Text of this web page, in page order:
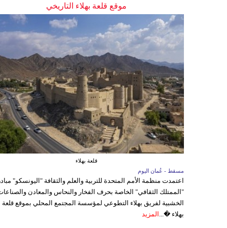
موقع قلعة بهلاء التاريخي
قلعة بهلاء
مسقط - عُمان اليوم
اعتمدت منظمة الأمم المتحدة للتربية والعلم والثقافة "اليونسكو"
"الممتلك الثقافي" الخاصة بحرف الفخار والنحاس والمعادن
الخشبية لفريق بهلاء التطوعي لمؤسسة المجتمع المحلي بموقع قلعة
بهلاء �... المزيد